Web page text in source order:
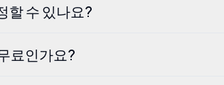
할 수 있나요?
료인가요?